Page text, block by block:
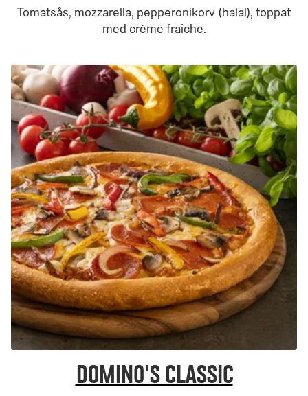
Tomatsås, mozzarella, pepperonikorv (halal), toppat
med crème fraiche.
Domino's Classic